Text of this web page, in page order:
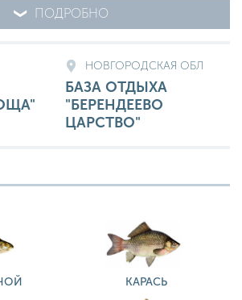
ПОДРОБНО
НОВГОРОДСКАЯ ОБЛ
БАЗА ОТДЫХА
"БЕРЕНДЕЕВО
ЦАРСТВО"
КАРАСЬ